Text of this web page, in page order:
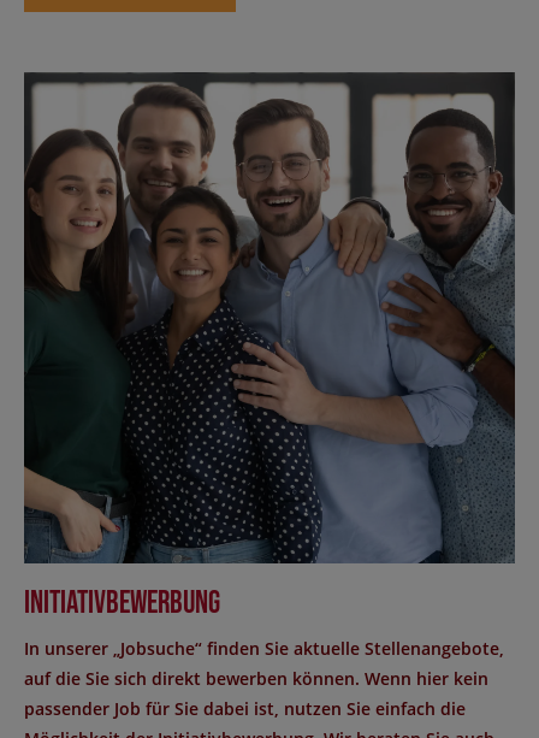
Initiativbewerbung
In unserer „Jobsuche“ finden Sie aktuelle Stellenangebote,
auf die Sie sich direkt bewerben können. Wenn hier kein
passender Job für Sie dabei ist, nutzen Sie einfach die